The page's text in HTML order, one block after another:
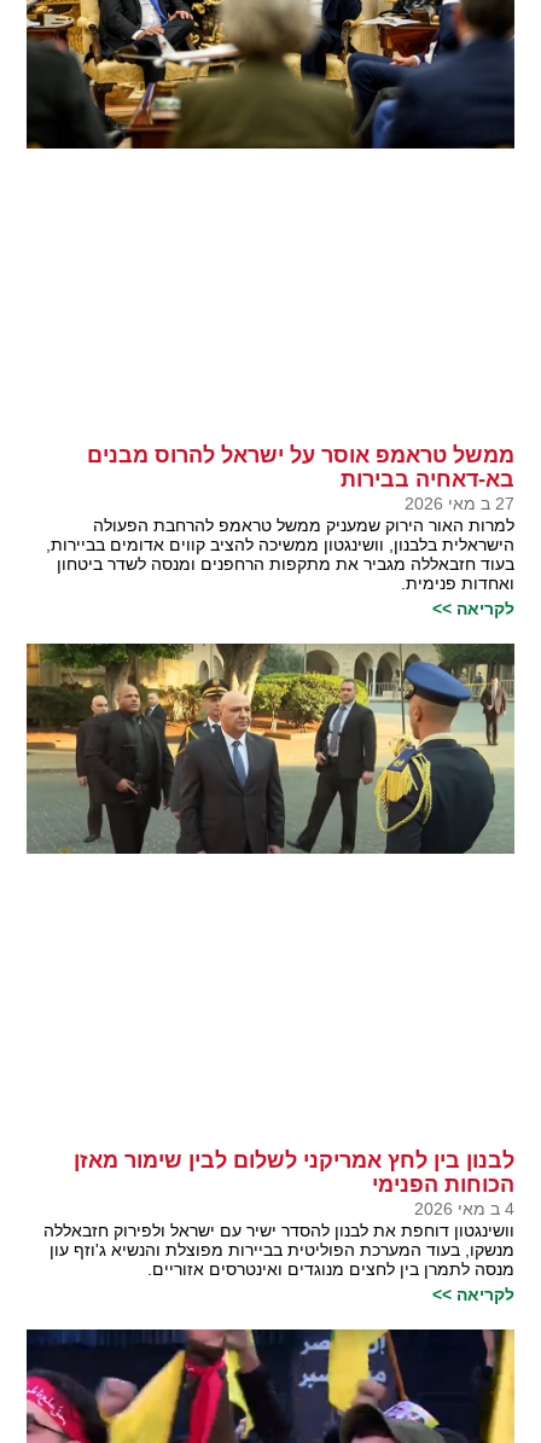
ממשל טראמפ אוסר על ישראל להרוס מבנים
בא-דאחיה בבירות
27 ב מאי 2026
למרות האור הירוק שמעניק ממשל טראמפ להרחבת הפעולה
הישראלית בלבנון, וושינגטון ממשיכה להציב קווים אדומים בביירות,
בעוד חזבאללה מגביר את מתקפות הרחפנים ומנסה לשדר ביטחון
ואחדות פנימית.
לקריאה >>
לבנון בין לחץ אמריקני לשלום לבין שימור מאזן
הכוחות הפנימי
4 ב מאי 2026
וושינגטון דוחפת את לבנון להסדר ישיר עם ישראל ולפירוק חזבאללה
מנשקו, בעוד המערכת הפוליטית בביירות מפוצלת והנשיא ג'וזף עון
מנסה לתמרן בין לחצים מנוגדים ואינטרסים אזוריים.
לקריאה >>